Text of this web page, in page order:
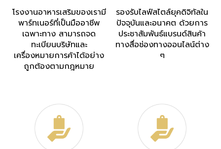
โรงงานอาหารเสริมของเรามี
พาร์ทเนอร์ที่เป็นมืออาชีพ
เฉพาะทาง สามารถจด
ทะเบียนบริษัทและ
เครื่องหมายการค้าได้อย่าง
ถูกต้องตามกฎหมาย
รองรับไลฟ์สไตล์ยุคดิจิทัลใน
ปัจจุบันและอนาคต ด้วยการ
ประชาสัมพันธ์แบรนด์สินค้า
ทางสื่อช่องทางออนไลน์ต่าง
ๆ